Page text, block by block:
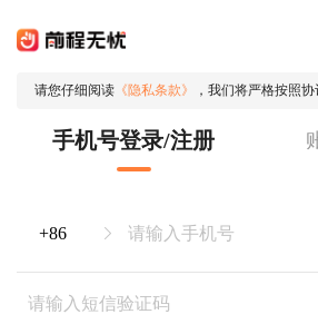
请您仔细阅读 《隐私条款》 ，我们将严格按照协
手机号登录/注册